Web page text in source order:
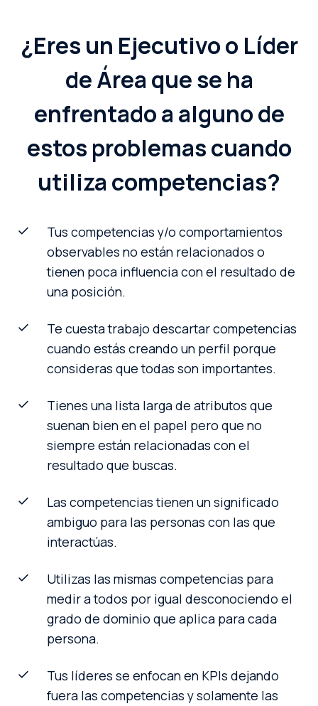
¿Eres un Ejecutivo o Líder
de Área que se ha
enfrentado a alguno de
estos problemas cuando
utiliza competencias?
Tus competencias y/o comportamientos
observables no están relacionados o
tienen poca influencia con el resultado de
una posición.
Te cuesta trabajo descartar competencias
cuando estás creando un perfil porque
consideras que todas son importantes.
Tienes una lista larga de atributos que
suenan bien en el papel pero que no
siempre están relacionadas con el
resultado que buscas.
Las competencias tienen un significado
ambiguo para las personas con las que
interactúas.
Utilizas las mismas competencias para
medir a todos por igual desconociendo el
grado de dominio que aplica para cada
persona.
Tus líderes se enfocan en KPIs dejando
fuera las competencias y solamente las